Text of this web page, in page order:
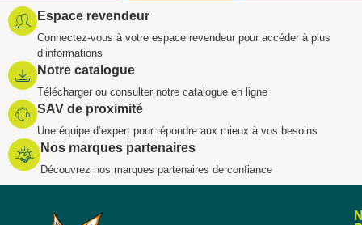
Espace revendeur
Connectez-vous à votre espace revendeur pour accéder à plus
d’informations
Notre catalogue
Télécharger ou consulter notre catalogue en ligne
SAV de proximité
Une équipe d’expert pour répondre aux mieux à vos besoins
Nos marques partenaires
Découvrez nos marques partenaires de confiance